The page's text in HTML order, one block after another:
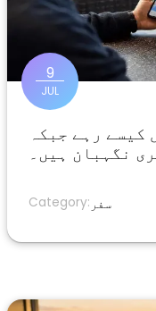
9
JUL
کیسے رہے جبکہ
Category: سفر